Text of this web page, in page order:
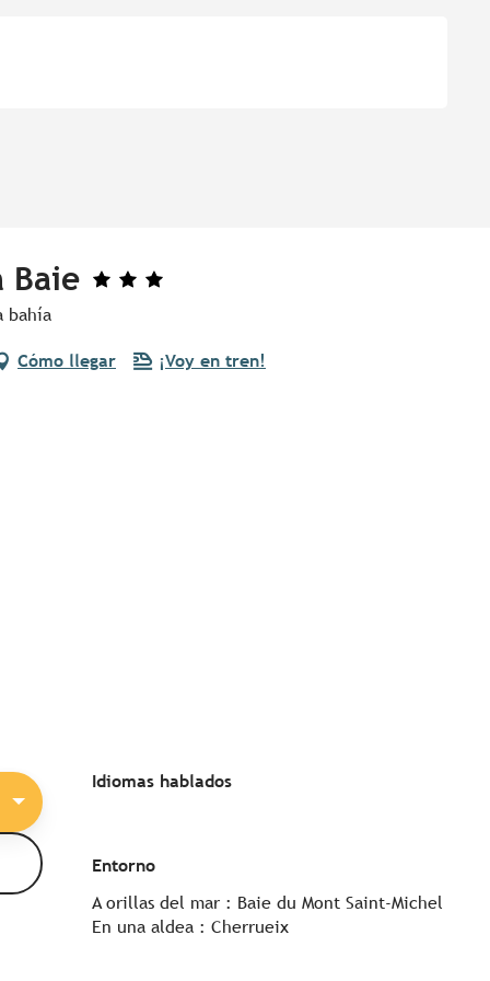
Baie
bahía
Cómo llegar ¡Voy en tren!
Idiomas hablados
Idiomas hablados
Entorno
Entorno
A orillas del mar : Baie du Mont Saint-Michel
En una aldea : Cherrueix